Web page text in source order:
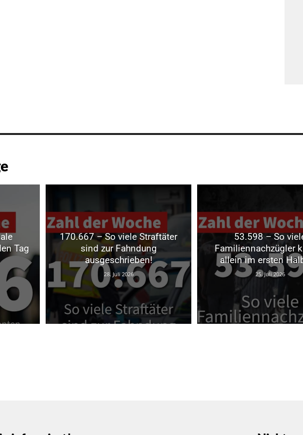
Tag
170.667 – So viele Straftäter
sind zur Fahndung
ausgeschrieben!
28. Juli 2026
53.598 – So
Familiennachzügler
allein im ersten
25. Juli 2026